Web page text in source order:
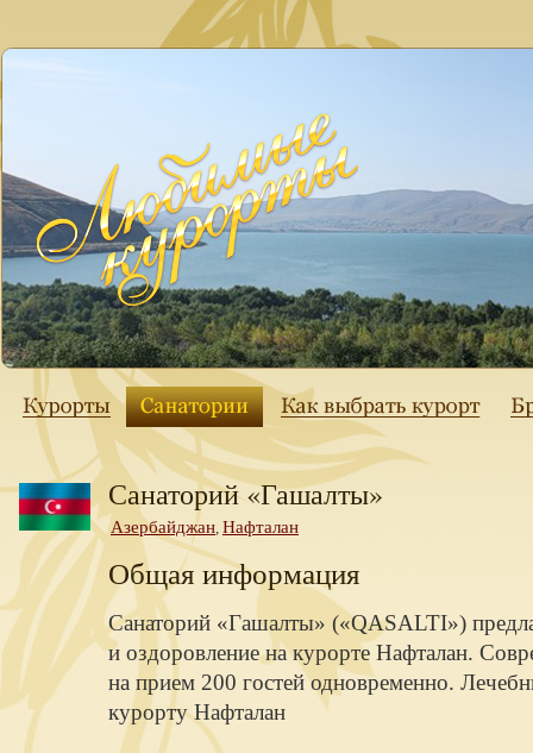
Санаторий «Гашалты»
Азербайджан, Нафталан
Общая информация
Санаторий «Гашалты» («QASALTI»)
и оздоровление на курорте Нафталан.
на прием 200 гостей одновременно.
курорту Нафталан